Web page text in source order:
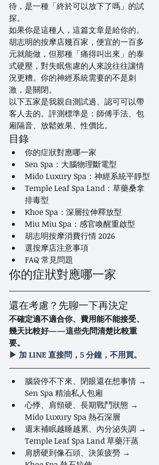
待，是一種「終於可以放下了嗎」的試
探。
如果你是這種人，這篇文章是給你的。
胡志明的按摩店幾百家，便宜的一百多
元就能做，但那種「痛得叫出來」的泰
式硬壓，對失眠焦慮的人來說往往讓情
況更糟。你的神經系統需要的不是刺
激，是關閉。
以下五家是我親自測試過、認可可以帶
客人去的。評測標準是：師傅手法、包
廂隔音、放鬆效果、性價比。
目錄
你的症狀對應哪一家
Sen Spa：大腦物理斷電型
Mido Luxury Spa：神經系統平靜型
Temple Leaf Spa Land：草藥桑拿
排毒型
Khoe Spa：深層拉伸釋放型
Miu Miu Spa：感官喚醒重啟型
胡志明按摩消費行情 2026
選按摩店注意事項
FAQ 常見問題
你的症狀對應哪一家
還在考慮？先聊一下再決定
不確定適不適合你、費用能不能接受、
幾天比較好——這些先問清楚比較重
要。
▶ 加 LINE 直接問，5 分鐘，不用買。
腦袋停不下來、閉眼還在想事情 →
Sen Spa 精油私人包廂
心悸、肩頸硬、長期戰鬥狀態 →
Mido Luxury Spa 熱石深層
週末補眠越睡越累、內分泌失調 →
Temple Leaf Spa Land 草藥汗蒸
肩膀硬到像石頭、決策疲勞 →